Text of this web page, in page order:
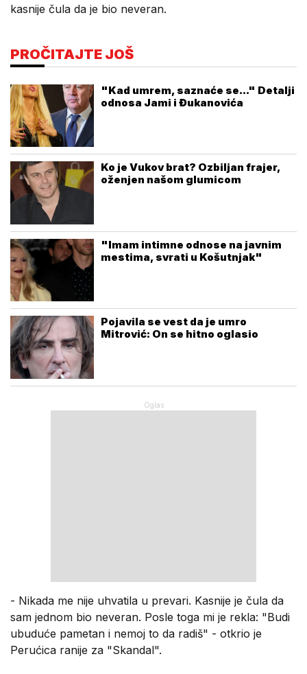
kasnije čula da je bio neveran.
PROČITAJTE JOŠ
"Kad umrem, saznaće se..." Detalji
odnosa Jami i Đukanovića
Ko je Vukov brat? Ozbiljan frajer,
oženjen našom glumicom
"Imam intimne odnose na javnim
mestima, svrati u Košutnjak"
Pojavila se vest da je umro
Mitrović: On se hitno oglasio
- Nikada me nije uhvatila u prevari. Kasnije je čula da
sam jednom bio neveran. Posle toga mi je rekla: "Budi
ubuduće pametan i nemoj to da radiš" - otkrio je
Perućica ranije za "Skandal".